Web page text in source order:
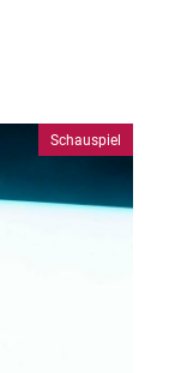
Schauspiel